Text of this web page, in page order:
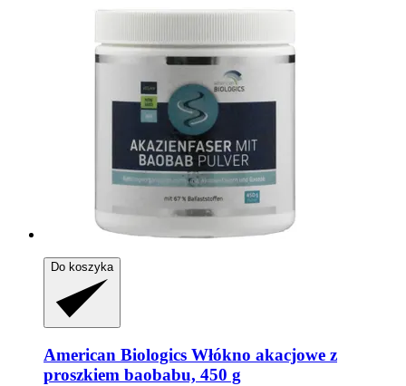
Do koszyka
American Biologics Włókno akacjowe z
proszkiem baobabu, 450 g